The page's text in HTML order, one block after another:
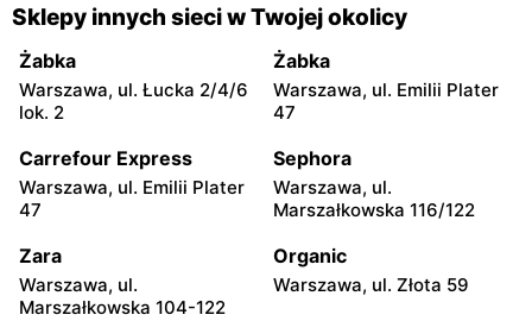
Pułtusk, ul. Ignacego
Daszyńskiego 11
Garwolin, ul. Kościuszki 61
Action
Rawa Mazowiecka, ul.
Reymonta 5
Action
Władysławowo, ul.
Action
34
Action
Węgrowska 1C
Action Action
Sklepy innych sieci w Twojej okolicy
Żabka
Warszawa, ul. Łucka 2/4/6
lok. 2
Żabka
Warszawa, ul. Emilii Plater
47
Carrefour Express
Warszawa, ul. Emilii Plater
47
Sephora
Warszawa, ul.
Marszałkowska 116/122
Zara
Warszawa, ul.
Marszałkowska 104-122
Organic
Warszawa, ul. Złota 59